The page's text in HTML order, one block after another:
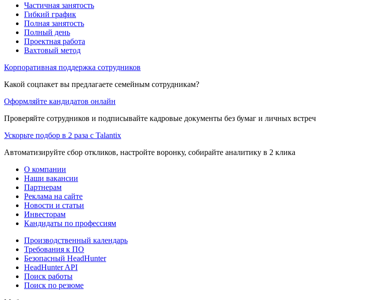
Частичная занятость
Гибкий график
Полная занятость
Полный день
Проектная работа
Вахтовый метод
Корпоративная поддержка сотрудников
Какой соцпакет вы предлагаете семейным сотрудникам?
Оформляйте кандидатов онлайн
Проверяйте сотрудников и подписывайте кадровые документы без бумаг и личных встреч
Ускорьте подбор в 2 раза с Talantix
Автоматизируйте сбор откликов, настройте воронку, собирайте аналитику в 2 клика
О компании
Наши вакансии
Партнерам
Реклама на сайте
Новости и статьи
Инвесторам
Кандидаты по профессиям
Производственный календарь
Требования к ПО
Безопасный HeadHunter
HeadHunter API
Поиск работы
Поиск по резюме